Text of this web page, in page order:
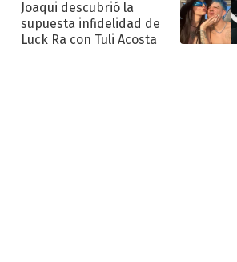
Joaqui descubrió la
supuesta infidelidad de
Luck Ra con Tuli Acosta